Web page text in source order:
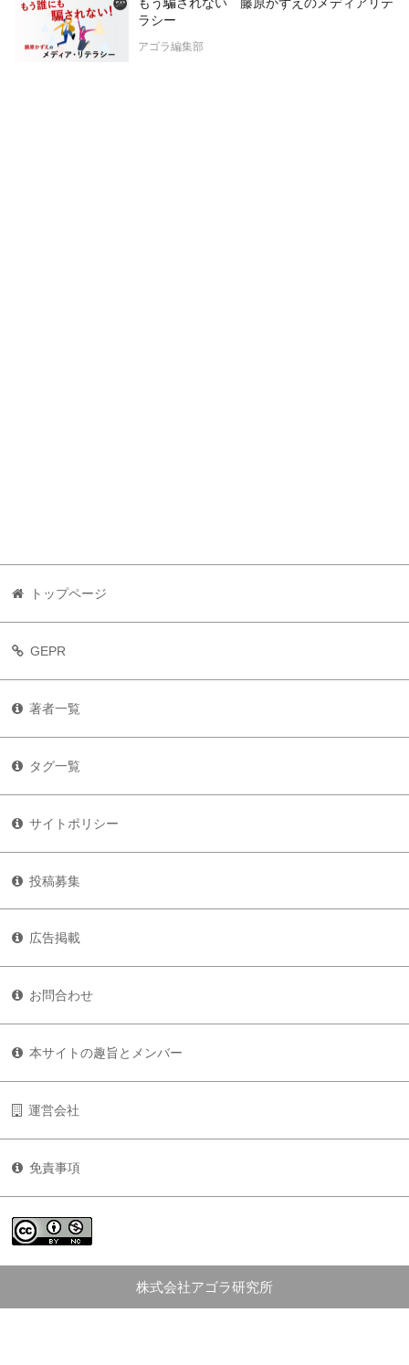
ラシー
アゴラ編集部
トップページ
GEPR
著者一覧
タグ一覧
サイトポリシー
投稿募集
広告掲載
お問合わせ
本サイトの趣旨とメンバー
運営会社
免責事項
株式会社アゴラ研究所